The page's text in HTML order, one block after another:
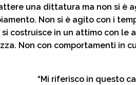
una dittatura ma non si è
Non si è agito con i
costruisce in un attimo con le
Non con comportamenti in
“Mi riferisco in questo